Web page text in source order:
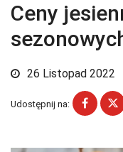
Ceny
26 Listopad 2022
Udostępnij na: